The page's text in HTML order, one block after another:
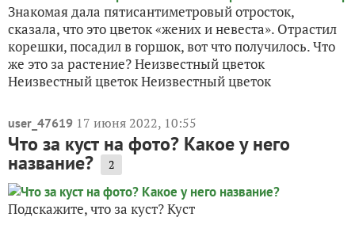
Знакомая дала пятисантиметровый отросток,
сказала, что это цветок «жених и невеста». Отрастил
корешки, посадил в горшок, вот что получилось. Что
же это за растение? Неизвестный цветок
Неизвестный цветок Неизвестный цветок
user_47619 17 июня 2022, 10:55
Что за куст на фото? Какое у него
название? 2
Подскажите, что за куст? Куст